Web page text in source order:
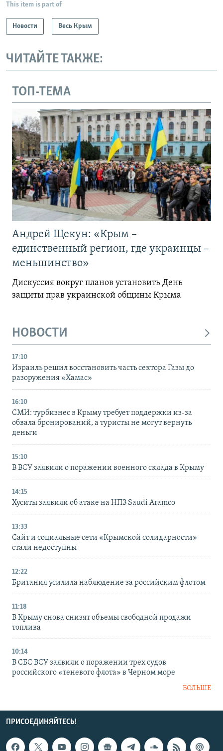
This item is part of
Новости Весь Крым
ЧИТАЙТЕ ТАКЖЕ:
ТОП-ТЕМА
Андрей Щекун: «Крым –
единственный регион, где украинцы –
меньшинство»
Дискуссия вокруг планов установить День
защиты прав украинской общины Крыма
НОВОСТИ
17:10
Израиль решил восстановить часть сектора Газы до
разоружения «Хамас»
16:10
СМИ: турбизнес в Крыму требует поддержки из-за
обвала бронирований, а туристы не могут вернуть
деньги
15:10
В ВСУ заявили о поражении военного склада в Крыму
14:15
Хуситы заявили об атаке на НПЗ Saudi Aramco
13:33
Сайт и социальные сети «Крымской солидарности»
стали недоступны
12:22
Британия усилила наблюдение за российским флотом
11:18
В Крыму снова снизят объемы свободной продажи
топлива
10:14
В СБС ВСУ заявили о поражении трех судов
российского «теневого флота» в Черном море
БОЛЬШЕ
ПРИСОЕДИНЯЙТЕСЬ!